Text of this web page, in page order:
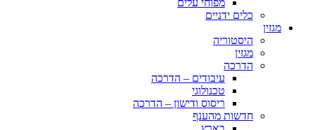
מפוחי עלים
כלים ידניים
מגזין
היסטוריה
מגזין
הדרכה
עיבודים – הדרכה
טכנולוגי
ריסוס ודישון – הדרכה
חדשות מהענף